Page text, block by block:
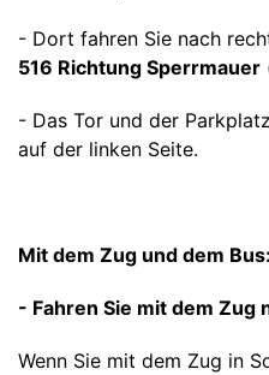
- Dort fahren Sie nach
516 Richtung Sperrmauer
- Das Tor und der
auf der linken Seite.
Mit dem Zug und dem Bus:
- Fahren Sie mit dem Zug
Wenn Sie mit dem Zug in